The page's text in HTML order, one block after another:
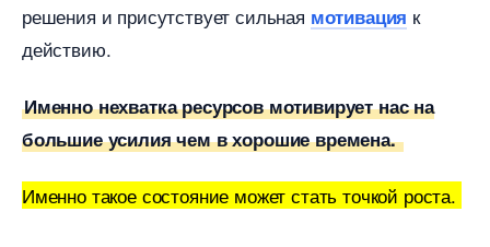
решения и присутствует сильная мотивация к
действию.
Именно нехватка ресурсов мотивирует нас на
ольшие усилия чем в хорошие времена.
Именно такое состояние может стать точкой роста.